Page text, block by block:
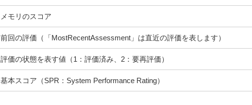
メモリのスコア
前回の評価（「MostRecentAssessment」は直近の評価を表します）
評価の状態を表す値（1：評価済み、2：要再評価）
基本スコア（SPR：System Performance Rating）